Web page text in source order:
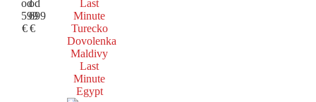
od
599
€
od
699
€
Last
Minute
Turecko
Dovolenka
Maldivy
Last
Minute
Egypt